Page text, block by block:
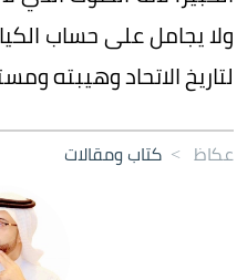
ولا يجامل على حساب
لتاريخ الاتحاد وهيبته
عكاظ > كتاب ومقالات